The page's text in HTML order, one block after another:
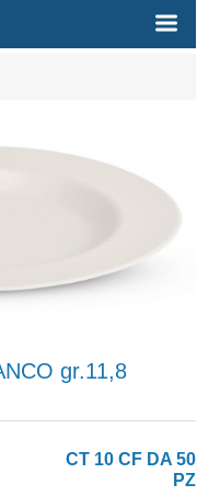
gr.11,8
CT 10 CF DA 50
PZ